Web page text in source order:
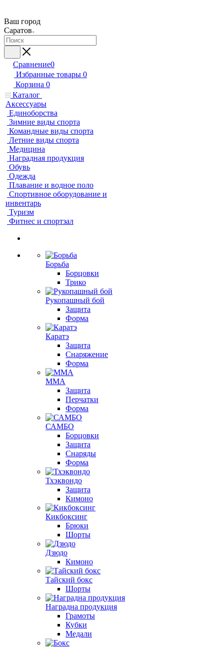
Ваш город
Саратов
Сравнение0
Избранные товары 0
Корзина 0
Каталог
Аксессуары
Единоборства
Зимние виды спорта
Командные виды спорта
Летние виды спорта
Медицина
Наградная продукция
Обувь
Одежда
Плавание и водное поло
Спортивное оборудование и
инвентарь
Туризм
Фитнес и спортзал
Борьба
Борцовки
Трико
Рукопашный бой
Защита
Форма
Каратэ
Защита
Снаряжение
Форма
ММА
Защита
Перчатки
Форма
САМБО
Борцовки
Защита
Снаряды
Форма
Тхэквондо
Защита
Кимоно
Кикбоксинг
Брюки
Шорты
Дзюдо
Кимоно
Тайский бокс
Шорты
Наградна продукция
Грамоты
Кубки
Медали